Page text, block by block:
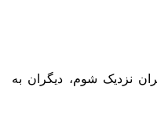
نزدیک شوم، دیگران به